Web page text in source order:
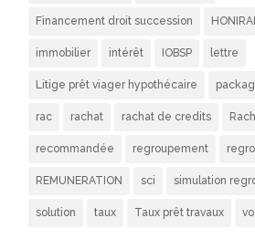
Financement droit succession
immobilier intérêt IOBSP lettre
Litige prêt viager hypothécaire
rac rachat rachat de credits
recommandée regroupement
REMUNERATION sci simulation
solution taux Taux prêt travaux